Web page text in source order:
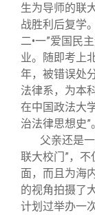
生为导师的联
战胜利后复学
二•一”爱国民
业。随即考上
年，被错误处
法律系，为本
在中国政法大
治法律思想史”
父亲还是
联大校门”，
面，而且为海
的视角拍摄了
计划过举办一